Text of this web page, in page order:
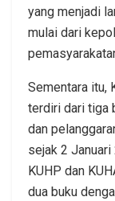
yang menjadi
mulai dari
Sementara itu,
terdiri dari tiga
dan
sejak 2
KUHP dan
dua buku